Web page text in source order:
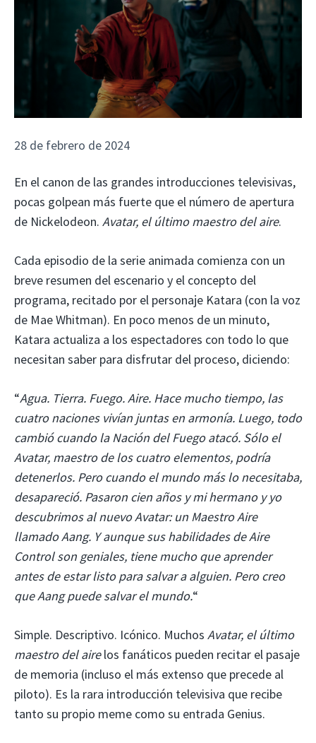
28 de febrero de 2024
En el canon de las grandes introducciones televisivas,
pocas golpean más fuerte que el número de apertura
de Nickelodeon. Avatar, el último maestro del aire.
Cada episodio de la serie animada comienza con un
breve resumen del escenario y el concepto del
programa, recitado por el personaje Katara (con la voz
de Mae Whitman). En poco menos de un minuto,
Katara actualiza a los espectadores con todo lo que
necesitan saber para disfrutar del proceso, diciendo:
“Agua. Tierra. Fuego. Aire. Hace mucho tiempo, las
cuatro naciones vivían juntas en armonía. Luego, todo
cambió cuando la Nación del Fuego atacó. Sólo el
Avatar, maestro de los cuatro elementos, podría
detenerlos. Pero cuando el mundo más lo necesitaba,
desapareció. Pasaron cien años y mi hermano y yo
descubrimos al nuevo Avatar: un Maestro Aire
llamado Aang. Y aunque sus habilidades de Aire
Control son geniales, tiene mucho que aprender
antes de estar listo para salvar a alguien. Pero creo
que Aang puede salvar el mundo.“
Simple. Descriptivo. Icónico. Muchos Avatar, el último
maestro del airelos fanáticos pueden recitar el pasaje
de memoria (incluso el más extenso que precede al
piloto). Es la rara introducción televisiva que recibe
tanto su propio meme como su entrada Genius.